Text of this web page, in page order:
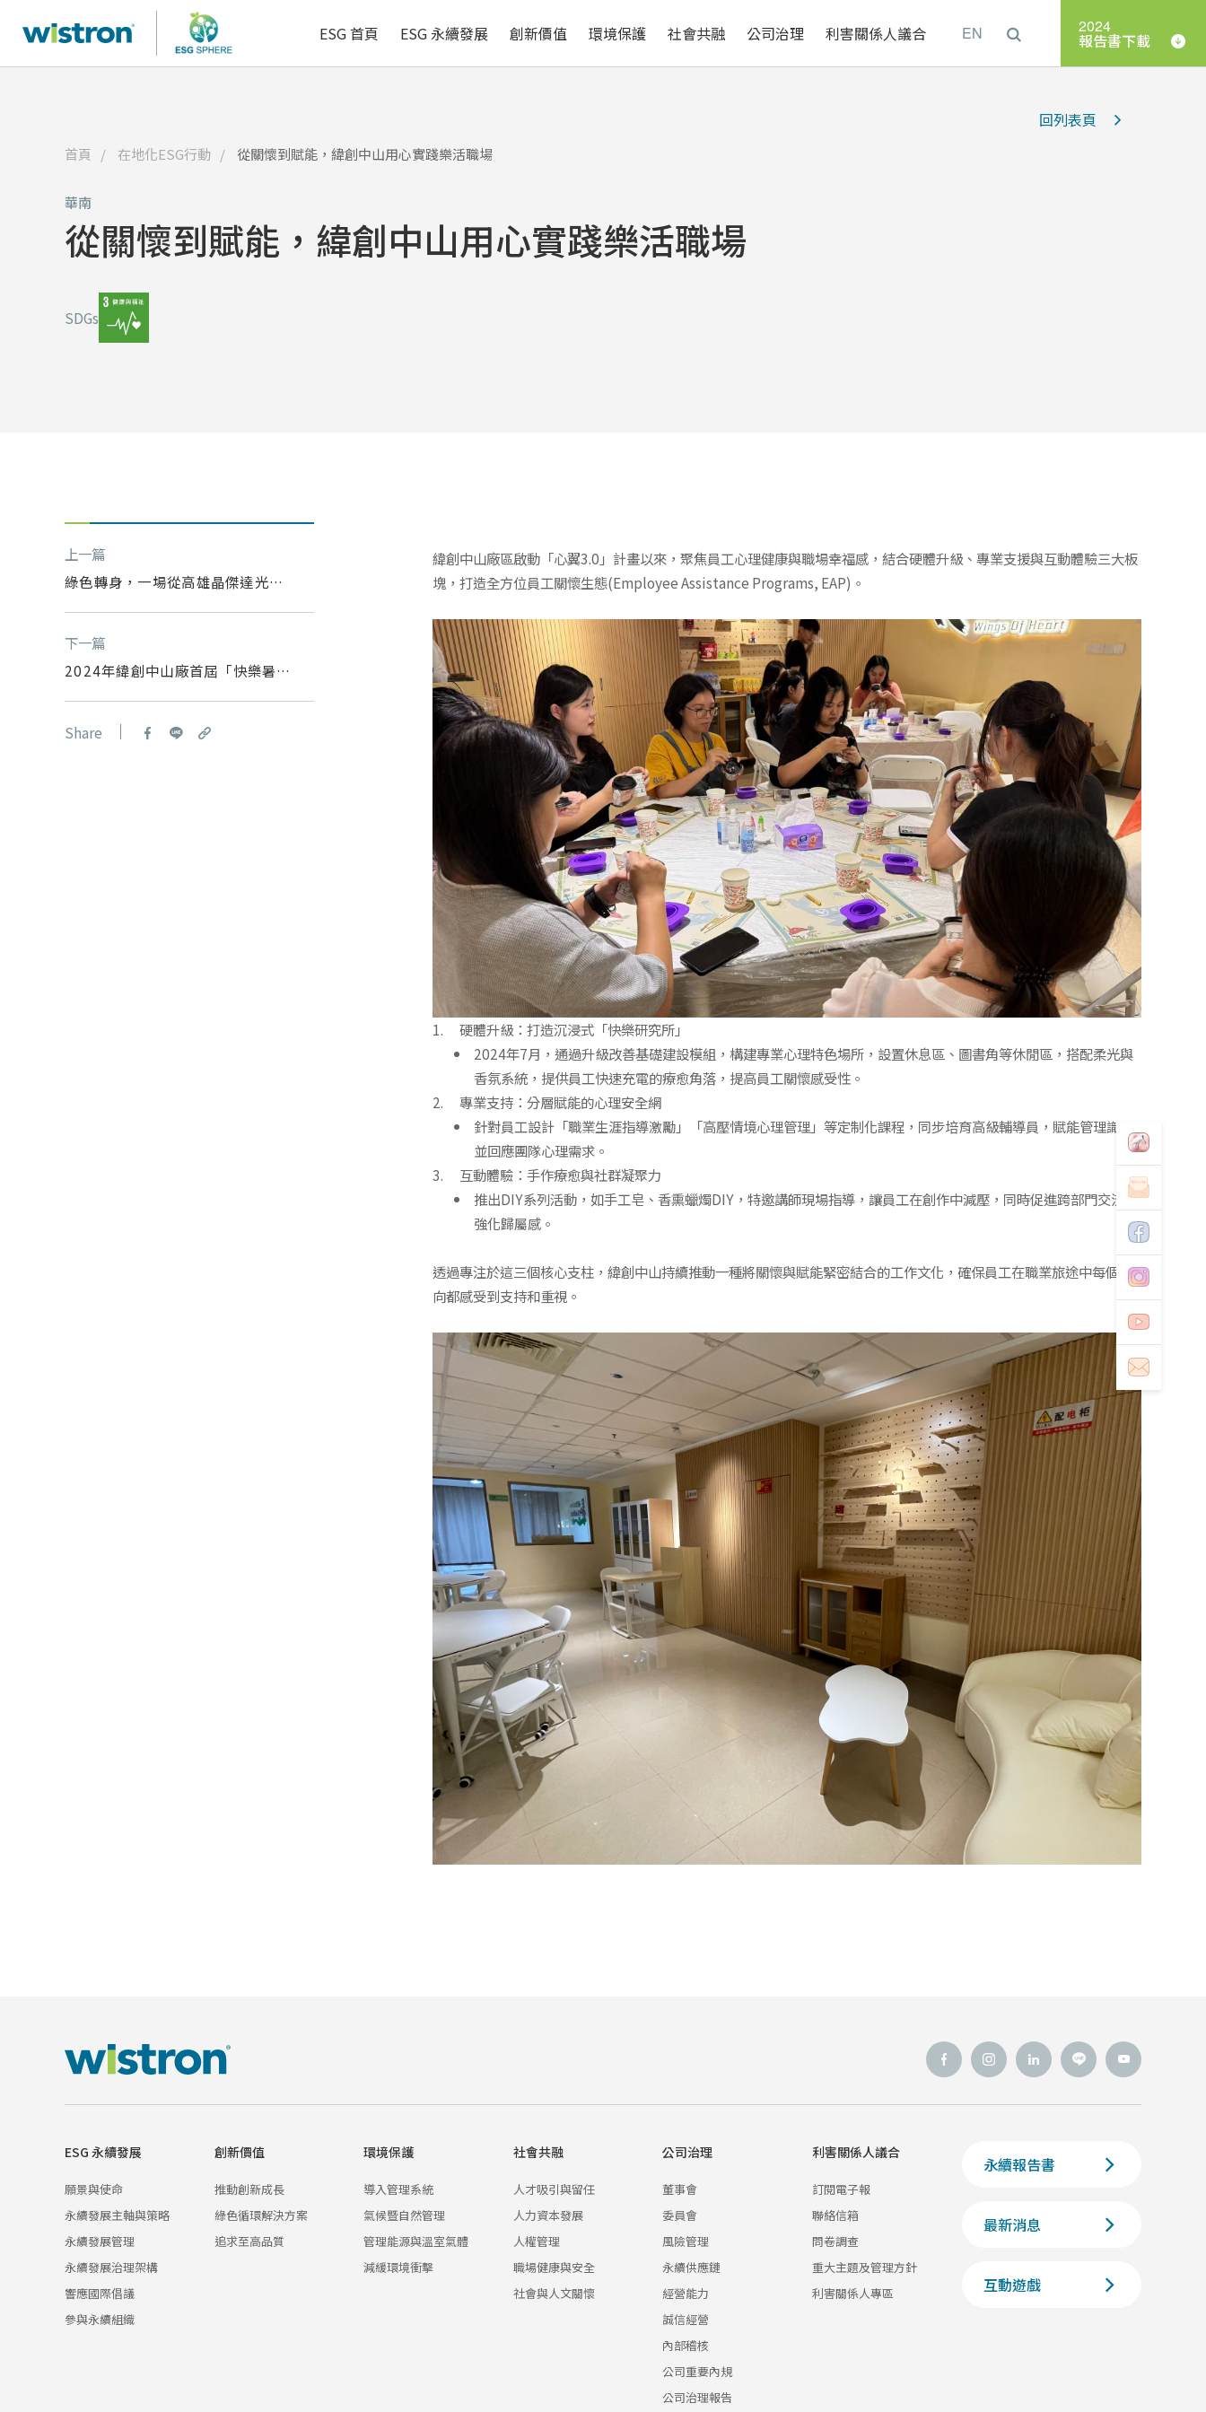
ESG 首頁 ESG 永續發展 創新價值 環境保護 社會共融 公司治理 利害關係人議合 EN 2024
報告書下載
回列表頁
首頁 在地化ESG行動 從關懷到賦能，緯創中山用心實踐樂活職場
華南
從關懷到賦能，緯創中山用心實踐樂活職場
SDGs
上一篇
綠色轉身，一場從高雄晶傑達光電
下一篇
2024年緯創中山廠首屆「快樂暑假
Share
緯創中山廠區啟動「心翼3.0」計畫以來，聚焦員工心理健康與職場幸福感，結合硬體升級、專業支援與互動體驗三大板
塊，打造全方位員工關懷生態(Employee Assistance Programs, EAP)。
硬體升級：打造沉浸式「快樂研究所」
2024年7月，通過升級改善基礎建設模組，構建專業心理特色場所，設置休息區、圖書角等休閒區，搭配柔光與
香氛系統，提供員工快速充電的療愈角落，提高員工關懷感受性。
專業支持：分層賦能的心理安全網
針對員工設計「職業生涯指導激勵」「高壓情境心理管理」等定制化課程，同步培育高級輔導員，賦能管理識別
並回應團隊心理需求。
互動體驗：手作療愈與社群凝聚力
推出DIY系列活動，如手工皂、香熏蠟燭DIY，特邀講師現場指導，讓員工在創作中減壓，同時促進跨部門交流，
強化歸屬感。
透過專注於這三個核心支柱，緯創中山持續推動一種將關懷與賦能緊密結合的工作文化，確保員工在職業旅途中每個面
向都感受到支持和重視。
ESG 永續發展
願景與使命
永續發展主軸與策略
永續發展管理
永續發展治理架構
響應國際倡議
參與永續組織
創新價值
推動創新成長
綠色循環解決方案
追求至高品質
環境保護
導入管理系統
氣候暨自然管理
管理能源與溫室氣體
減緩環境衝擊
社會共融
人才吸引與留任
人力資本發展
人權管理
職場健康與安全
社會與人文關懷
公司治理
董事會
委員會
風險管理
永續供應鏈
經營能力
誠信經營
內部稽核
公司重要內規
公司治理報告
利害關係人議合
訂閱電子報
聯絡信箱
問卷調查
重大主題及管理方針
利害關係人專區
永續報告書
最新消息
互動遊戲